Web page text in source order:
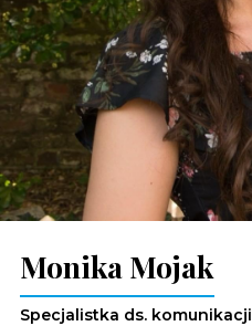
PL EN
Monika Mojak
Specjalistka ds. komunikacji